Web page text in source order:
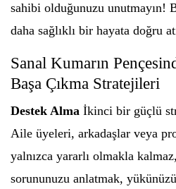
sahibi olduğunuzu unutmayın!
daha sağlıklı bir hayata doğru
Sanal Kumarın
Başa Çıkma Stratejileri
Destek Alma İkinci bir güçlü
Aile üyeleri, arkadaşlar veya
yalnızca yararlı olmakla
sorununuzu anlatmak,